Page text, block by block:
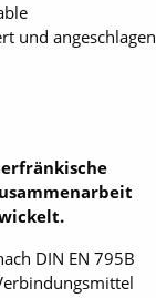
und angeschlagen
DIN EN 795B